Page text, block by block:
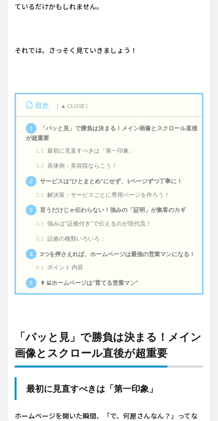
ているだけかもしれません。
それでは、さっそく見ていきましょう！
目次
1
「パッと見」で勝負は決まる！メイン画像とスクロール直後
が超重要
1.1 最初に見直すべきは「第一印象」
1.2 具体例：美容院ならこう！
2
サービスは“ひとまとめ”にせず、1ページずつ丁寧に！
2.1 解決策：サービスごとに専用ページを作ろう！
3
言うだけじゃ伝わらない！強みの「証明」が集客のカギ
3.1 強みは“証拠付き”で伝えるのが現代流！
3.2 証拠の種類いろいろ：
4
3つを押さえれば、ホームページは最強の営業マンになる！
4.1 ポイント 内容
5 👨‍💻ホームページは“育てる営業マン”
「パッと見」で勝負は決まる！メイン
画像とスクロール直後が超重要
最初に見直すべきは「第一印象」
ホームページを開いた瞬間、「で、何屋さんなん？」ってな